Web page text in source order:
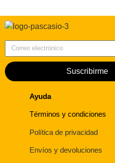
Suscribirme
Ayuda
Términos y condiciones
Política de privacidad
Envíos y devoluciones